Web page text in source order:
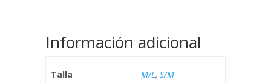
Información adicional
Talla M/L, S/M